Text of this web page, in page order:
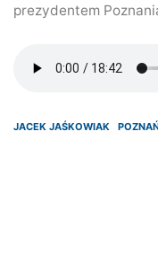
prezydentem
JACEK JAŚKOWIAK